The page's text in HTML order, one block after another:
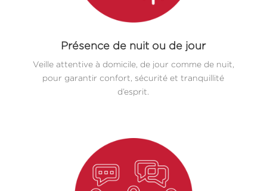
Présence de nuit ou de jour
Veille attentive à domicile, de jour comme de nuit,
pour garantir confort, sécurité et tranquillité
d’esprit.